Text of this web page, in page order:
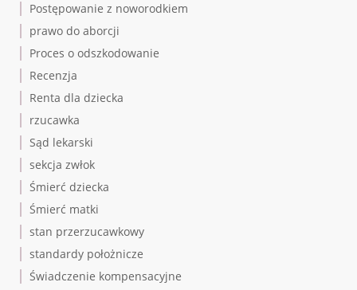
Postępowanie z noworodkiem
prawo do aborcji
Proces o odszkodowanie
Recenzja
Renta dla dziecka
rzucawka
Sąd lekarski
sekcja zwłok
Śmierć dziecka
Śmierć matki
stan przerzucawkowy
standardy położnicze
Świadczenie kompensacyjne